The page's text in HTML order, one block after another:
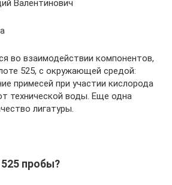
Валентинович
во взаимодействии компонентов,
525, с окружающей средой:
примесей при участии кислорода
технической воды. Еще одна
лигатуры.
пробы?